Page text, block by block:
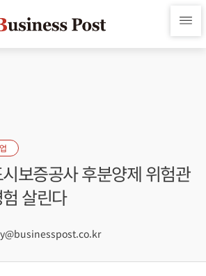
보증공사 후분양제 위험관
살린다